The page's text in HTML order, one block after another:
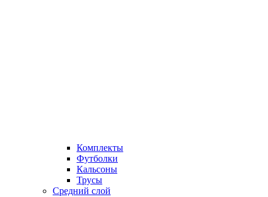
Комплекты
Футболки
Кальсоны
Трусы
Средний слой